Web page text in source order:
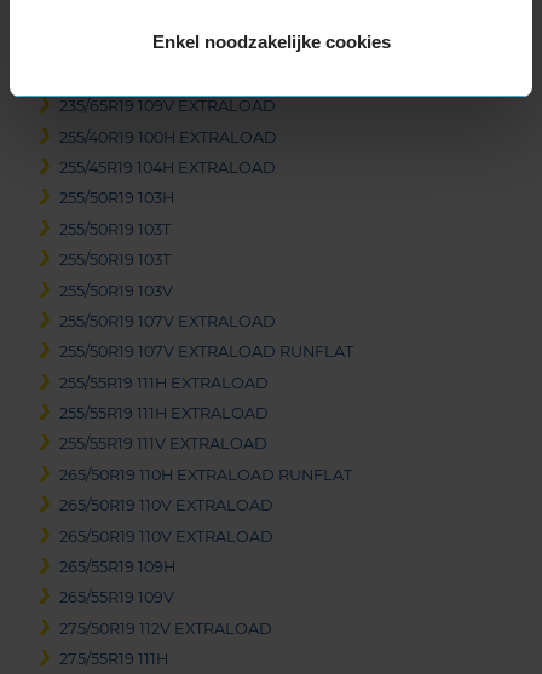
Enkel noodzakelijke cookies
235/55R19 105V EXTRALOAD
235/65R19 109V EXTRALOAD
255/40R19 100H EXTRALOAD
255/45R19 104H EXTRALOAD
255/50R19 103H
255/50R19 103T
255/50R19 103T
255/50R19 103V
255/50R19 107V EXTRALOAD
255/50R19 107V EXTRALOAD RUNFLAT
255/55R19 111H EXTRALOAD
255/55R19 111H EXTRALOAD
255/55R19 111V EXTRALOAD
265/50R19 110H EXTRALOAD RUNFLAT
265/50R19 110V EXTRALOAD
265/50R19 110V EXTRALOAD
265/55R19 109H
265/55R19 109V
275/50R19 112V EXTRALOAD
275/55R19 111H